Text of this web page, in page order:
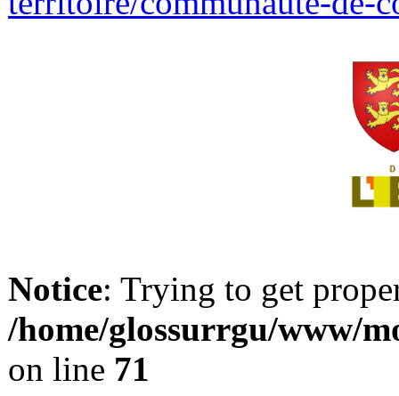
Notice: Trying to get
/home/glossurrgu/www/
on line 71